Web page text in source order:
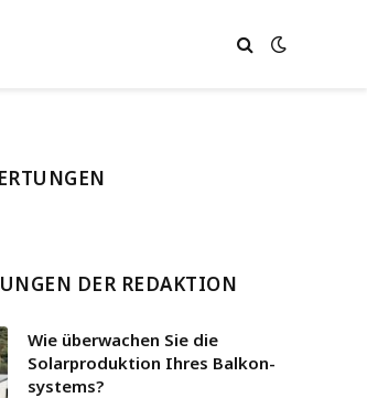
DER REDAKTION
Wie überwachen Sie die
Solarproduktion Ihres Balkon­
systems?